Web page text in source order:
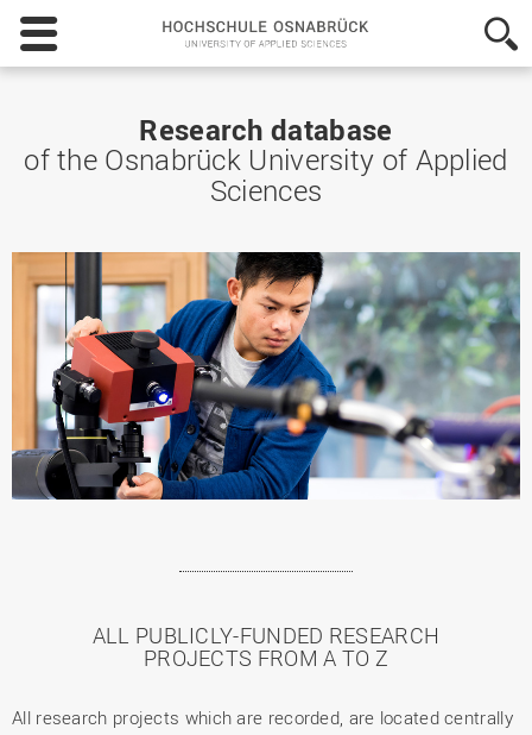
Hochschule
Osnabrück
-
Sciences
Research database
of the Osnabrück University of Applied
Sciences
ALL PUBLICLY-FUNDED RESEARCH
PROJECTS FROM A TO Z
All research projects which are recorded, are located centrally